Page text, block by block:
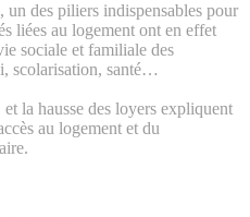
des piliers indispensables pour
liées au logement ont en effet
sociale et familiale des
scolarisation, santé…
la hausse des loyers expliquent
au logement et du